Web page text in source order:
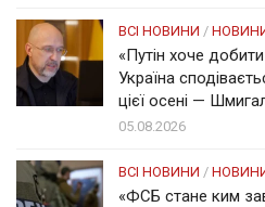
ВСІ НОВИНИ /
«Путін хоче
Україна
цієї осені —
05.08.2026
ВСІ НОВИНИ /
«ФСБ стане ким